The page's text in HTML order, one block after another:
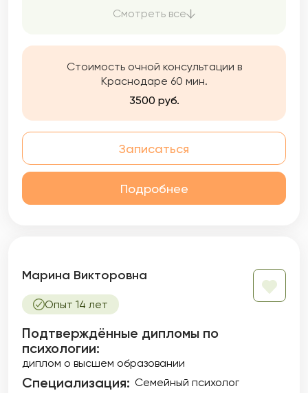
оказавшимся в сложной жизненной
зависимых.
Смотреть все
Стоимость очной консультации в
Краснодаре 60 мин.
3500 руб.
Записаться
Подробнее
Марина Викторовна
Опыт 14 лет
Подтверждённые дипломы по
психологии:
диплом о высшем образовании
Специализация: Семейный психолог